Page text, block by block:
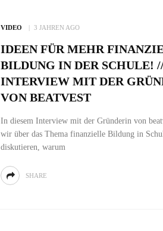
VIDEO 3 JAHREN AGO
IDEEN FÜR MEHR
BILDUNG IN DER SCHULE!
INTERVIEW MIT DER
VON BEATVEST
In diesem Interview mit der Gründerin von
wir über das Thema finanzielle Bildung in
diskutieren, warum
SHARE